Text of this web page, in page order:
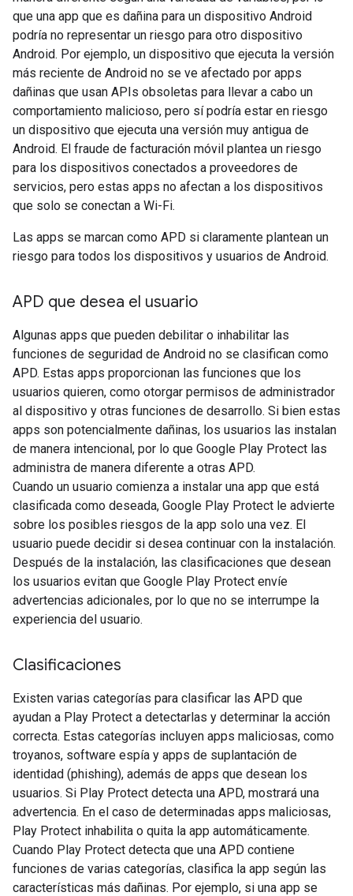
que una app que es dañina para un dispositivo Android
podría no representar un riesgo para otro dispositivo
Android. Por ejemplo, un dispositivo que ejecuta la versión
más reciente de Android no se ve afectado por apps
dañinas que usan APIs obsoletas para llevar a cabo un
comportamiento malicioso, pero sí podría estar en riesgo
un dispositivo que ejecuta una versión muy antigua de
Android. El fraude de facturación móvil plantea un riesgo
para los dispositivos conectados a proveedores de
servicios, pero estas apps no afectan a los dispositivos
que solo se conectan a Wi-Fi.
Las apps se marcan como APD si claramente plantean un
riesgo para todos los dispositivos y usuarios de Android.
APD que desea el usuario
Algunas apps que pueden debilitar o inhabilitar las
funciones de seguridad de Android no se clasifican como
APD. Estas apps proporcionan las funciones que los
usuarios quieren, como otorgar permisos de administrador
al dispositivo y otras funciones de desarrollo. Si bien estas
apps son potencialmente dañinas, los usuarios las instalan
de manera intencional, por lo que Google Play Protect las
administra de manera diferente a otras APD.
Cuando un usuario comienza a instalar una app que está
clasificada como deseada, Google Play Protect le advierte
sobre los posibles riesgos de la app solo una vez. El
usuario puede decidir si desea continuar con la instalación.
Después de la instalación, las clasificaciones que desean
los usuarios evitan que Google Play Protect envíe
advertencias adicionales, por lo que no se interrumpe la
experiencia del usuario.
Clasificaciones
Existen varias categorías para clasificar las APD que
ayudan a Play Protect a detectarlas y determinar la acción
correcta. Estas categorías incluyen apps maliciosas, como
troyanos, software espía y apps de suplantación de
identidad (phishing), además de apps que desean los
usuarios. Si Play Protect detecta una APD, mostrará una
advertencia. En el caso de determinadas apps maliciosas,
Play Protect inhabilita o quita la app automáticamente.
Cuando Play Protect detecta que una APD contiene
funciones de varias categorías, clasifica la app según las
características más dañinas. Por ejemplo, si una app se